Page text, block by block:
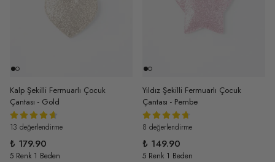
Kalp Şekilli Fermuarlı Çocuk
Çantası - Gold
13 değerlendirme
₺ 179.90
5 Renk 1 Beden
Yıldız Şekilli Fermuarlı Çocuk
Çantası - Pembe
8 değerlendirme
₺ 149.90
5 Renk 1 Beden